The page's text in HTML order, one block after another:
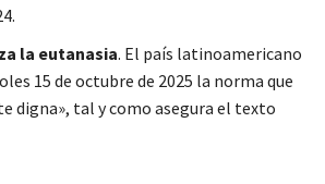
la eutanasia. El país latinoamericano
15 de octubre de 2025 la norma que
digna», tal y como asegura el texto